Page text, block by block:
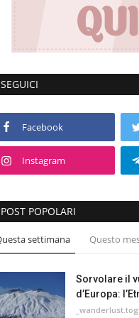
SEGUICI
Facebook
Instagram
POST POPOLARI
settimana Questo
Sorvolare il
d’Europa: